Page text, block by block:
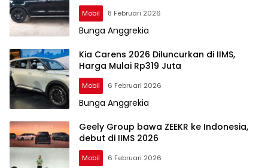
Mobil 8 Februari 2026
Bunga Anggrekia
Kia Carens 2026 Diluncurkan di IIMS,
Harga Mulai Rp319 Juta
Mobil 6 Februari 2026
Bunga Anggrekia
Geely Group bawa ZEEKR ke Indonesia,
debut di IIMS 2026
Mobil 6 Februari 2026